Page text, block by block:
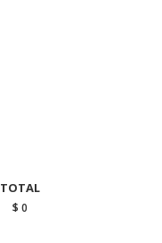
Cartas
TOTAL
$ 0